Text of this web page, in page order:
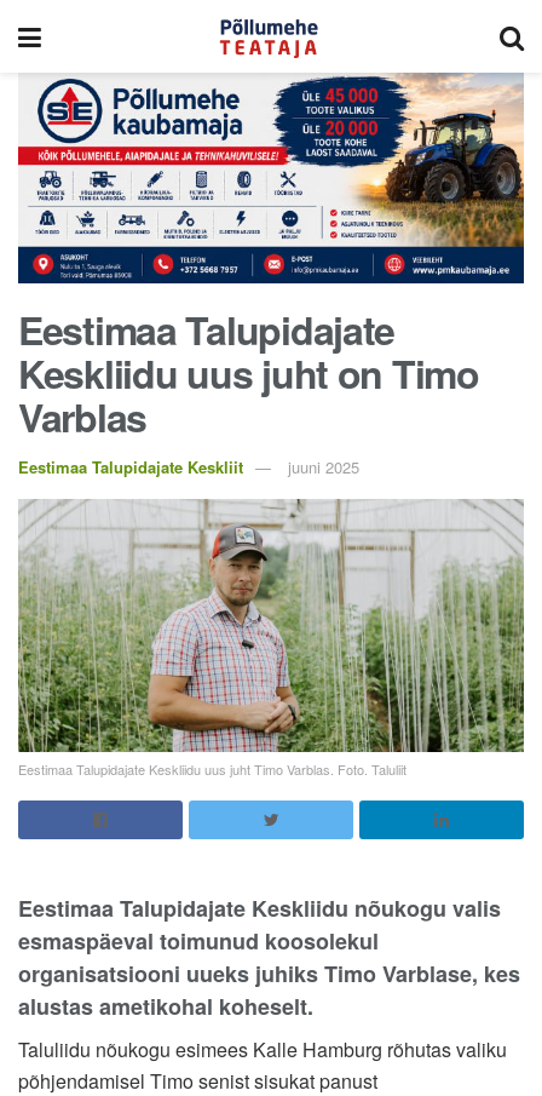
Eestimaa Talupidajate
Keskliidu uus juht on Timo
Varblas
Eestimaa Talupidajate Keskliit juuni 2025
Eestimaa Talupidajate Keskliidu uus juht Timo Varblas. Foto. Taluliit
Eestimaa Talupidajate Keskliidu nõukogu valis
esmaspäeval toimunud koosolekul
organisatsiooni uueks juhiks Timo Varblase, kes
alustas ametikohal koheselt.
Taluliidu nõukogu esimees Kalle Hamburg rõhutas valiku
põhjendamisel Timo senist sisukat panust